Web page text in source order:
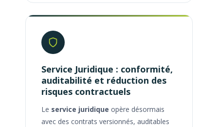
Service Juridique : conformité,
auditabilité et réduction des
risques contractuels
Le service juridique opère désormais
avec des contrats versionnés, auditables